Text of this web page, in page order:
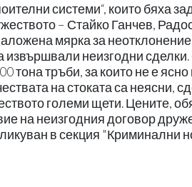
системи“, които бяха
– Стайко Ганчев,
мярка за
извършвали неизгодни
тона тръби, за които не е
на стоката са неясни,
големи щети. Цените,
на неизгодния договор
в секция "Криминални